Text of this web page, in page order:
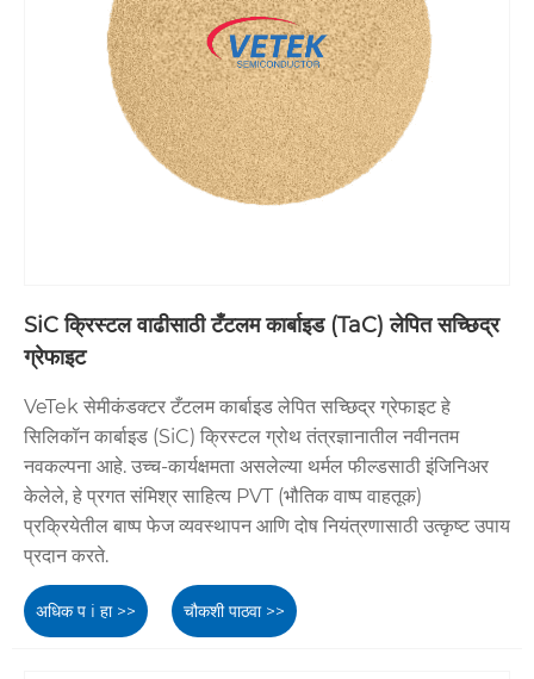
SiC क्रिस्टल वाढीसाठी टँटलम कार्बाइड (TaC) लेपित सच्छिद्र
ग्रेफाइट
VeTek सेमीकंडक्टर टँटलम कार्बाइड लेपित सच्छिद्र ग्रेफाइट हे
सिलिकॉन कार्बाइड (SiC) क्रिस्टल ग्रोथ तंत्रज्ञानातील नवीनतम
नवकल्पना आहे. उच्च-कार्यक्षमता असलेल्या थर्मल फील्डसाठी इंजिनिअर
केलेले, हे प्रगत संमिश्र साहित्य PVT (भौतिक वाष्प वाहतूक)
प्रक्रियेतील बाष्प फेज व्यवस्थापन आणि दोष नियंत्रणासाठी उत्कृष्ट उपाय
प्रदान करते.
अधिक प i हा >> चौकशी पाठवा >>